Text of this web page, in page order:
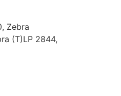
Zebra
(T)LP 2844,